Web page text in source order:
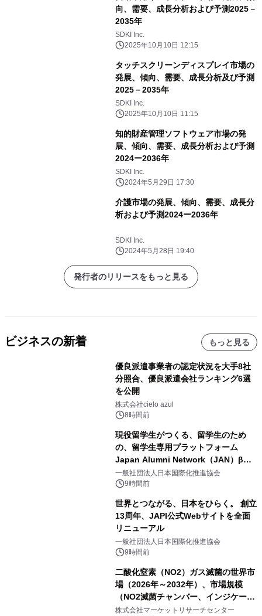
向、需要、成長分析および予測2025－
2035年
SDKI Inc.
2025年10月10日 12:15
タッチスクリーンディスプレイ市場の
発展、傾向、需要、成長分析及び予測
2025－2035年
SDKI Inc.
2025年10月10日 11:15
知的財産管理ソフトウェア市場の発
展、傾向、需要、成長分析および予測
2024ー2036年
SDKI Inc.
2024年5月29日 17:30
介護市場の発展、傾向、需要、成長分
析および予測2024ー2036年
SDKI Inc.
2024年5月28日 19:40
発行者のリリースをもっと見る
ビジネスの新着 もっと見る
優良派遣事業者の認定状況を大手8社
分照合、優良派遣会社ランキング6選
を公開
株式会社cielo azul
8時間前
現役留学生がつくる、留学生のため
の、留学生専用プラットフォーム
Japan Alumni Network（JAN）β版
をリリース
一般社団法人日本国際化推進協会
9時間前
世界とつながる、日本をひらく。 創立
13周年、JAPI公式Webサイトを全面
リニューアル
一般社団法人日本国際化推進協会
9時間前
二酸化窒素（NO2）ガス滅菌の世界市
場（2026年～2032年）、市場規模
（NO2滅菌チャンバー、インジケータ
ーおよびモニタリングシステム、その
株式会社マーケットリサーチセンター